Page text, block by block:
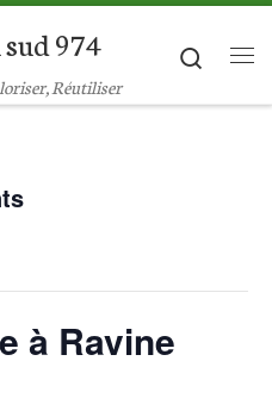
974
Réutiliser
Search
à Ravine